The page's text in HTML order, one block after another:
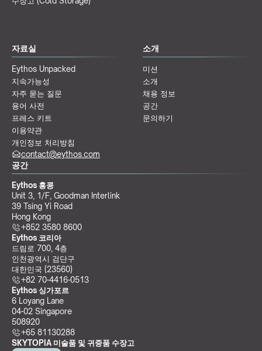
자료실
Eythos Unpacked
지속가능성
자주 묻는 질문
용어 사전
프레스 키트
이용약관
개인정보 처리방침
소개
미션
소개
채용 정보
공간
문의하기
공간
Eythos 홍콩
Unit 3, 1/F, Goodman Interlink
39 Tsing Yi Road
Hong Kong
+852 3580 8600
Eythos 코리아
드림로 700, 4층
인천광역시 검단구
대한민국 (23560)
+82 70-4416-0513
Eythos 싱가포르
6 Loyang Lane
04-02 Singapore
508920
+65 81130288
SKYTOPIA 미술품 및 귀중품 수장고
contact@eythos.com